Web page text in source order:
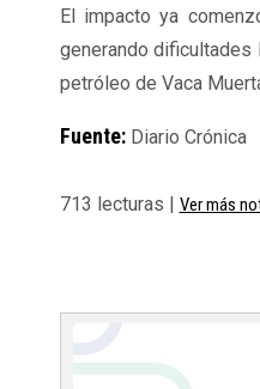
El impacto ya
generando
petróleo de Vaca
Fuente:Diario Crónica
713 lecturas | Ver más